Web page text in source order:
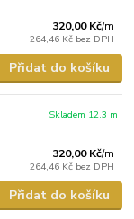
320,00 Kč/m
264,46 Kč bez DPH
Přidat do košíku
320,00 Kč/m
264,46 Kč bez DPH
Skladem 12.3 m
Přidat do košíku